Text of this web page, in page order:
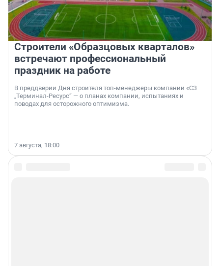
Строители «Образцовых кварталов»
встречают профессиональный
праздник на работе
В преддверии Дня строителя топ-менеджеры компании «СЗ
„Терминал-Ресурс“ — о планах компании, испытаниях и
поводах для осторожного оптимизма.
7 августа, 18:00